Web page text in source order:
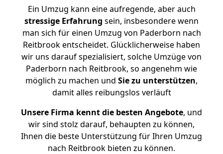
Ein Umzug kann eine aufregende, aber auch
stressige Erfahrung sein, insbesondere wenn
man sich für einen Umzug von Paderborn nach
Reitbrook entscheidet. Glücklicherweise haben
wir uns darauf spezialisiert, solche Umzüge von
Paderborn nach Reitbrook, so angenehm wie
möglich zu machen und Sie zu unterstützen,
damit alles reibungslos verläuft
Unsere Firma kennt die besten Angebote, und
wir sind stolz darauf, behaupten zu können,
Ihnen die beste Unterstützung für Ihren Umzug
nach Reitbrook bieten zu können.